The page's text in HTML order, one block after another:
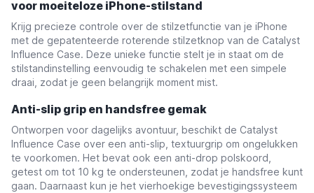
voor moeiteloze iPhone-stilstand
Krijg precieze controle over de stilzetfunctie van je iPhone
met de gepatenteerde roterende stilzetknop van de Catalyst
Influence Case. Deze unieke functie stelt je in staat om de
stilstandinstelling eenvoudig te schakelen met een simpele
draai, zodat je geen belangrijk moment mist.
Anti-slip grip en handsfree gemak
Ontworpen voor dagelijks avontuur, beschikt de Catalyst
Influence Case over een anti-slip, textuurgrip om ongelukken
te voorkomen. Het bevat ook een anti-drop polskoord,
getest om tot 10 kg te ondersteunen, zodat je handsfree kunt
gaan. Daarnaast kun je het vierhoekige bevestigingssysteem